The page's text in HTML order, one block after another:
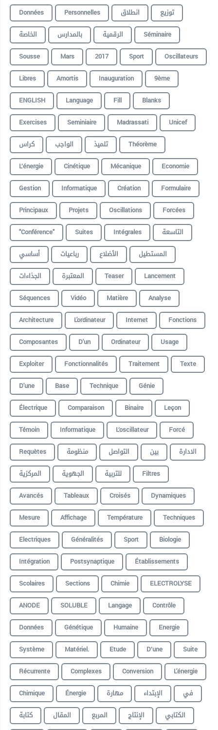
Données Personnelles انطلاق
توزيع
الخاصة
بالمدارس الرقمية
Séminaire
Sousse
Mars 2017 Sport
Oscillateurs
Libres
Amortis Inauguration
9ème
ENGLISH
Language Fill
Blanks
Exercises
Seminiaire Madrassati
Unicef
كراس
الواجب تلميذ
Théorème
L’énergie
Cinétique Mécanique
Economie
Gestion
Informatique Création
Formulaire
Principaux
Projets Oscillations
Forcées
"conférence"
Suites Intégrales
التاسعة
أساسي
رباعيات الأضلاع
المستطيل
الجذاءات
المعتبرة Teaser
Lancement
Séquences
Vidéo Matière
Analyse
Architecture
L'ordinateur Internet
Fonctions
Composantes
D'un Ordinateur
Usage
Exploiter
Fonctionnalités Traitement
Texte
D'une
Base Technique
Génie
Électrique
Comparaison Binaire
Leçon
Témoin
Informatique L’oscillateur
Forcé
Requètes
منظومة التواصل بين
الادارة
المركزية
الجهوية للتربية
Filtres
Avancés
Tableaux Croisés
Dynamiques
Mesure
Affichage Température
Techniques
Electriques
Généralités Sport
Biologie
Intégration
Postsynaptique
Établissements
Scolaires
Sections Chimie
ELECTROLYSE
ANODE
SOLUBLE Langage
Contrôle
Données
Génétique Humaine
Energie
Système
Matériel. Etude D’une
Suite
Récurrente
Complexes Conversion
L'énergie
Chimique
Énergie مهارة الإبتداء
في
كتابة
المقال المربع الإنتاج
الكتابي